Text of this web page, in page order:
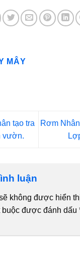
MÂY
tạo tra
vườn.
Rơm
luận
không được hiển
được đánh dấu